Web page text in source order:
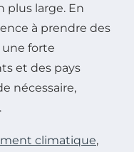
plus large. En
à prendre des
une forte
et des pays
nécessaire,
.
climatique,